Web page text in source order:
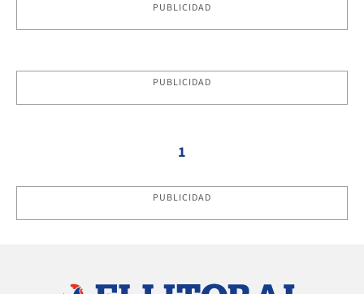
PUBLICIDAD
PUBLICIDAD
1
PUBLICIDAD